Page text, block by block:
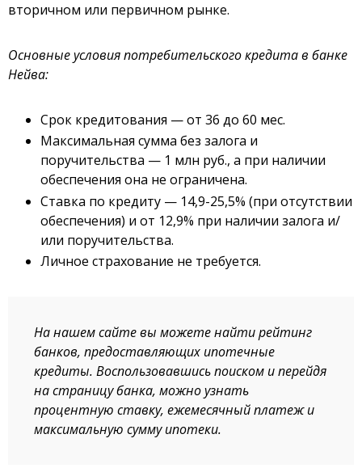
вторичном или первичном рынке.
Основные условия потребительского кредита в банке
Нейва:
Срок кредитования — от 36 до 60 мес.
Максимальная сумма без залога и
поручительства — 1 млн руб., а при наличии
обеспечения она не ограничена.
Ставка по кредиту — 14,9-25,5% (при отсутствии
обеспечения) и от 12,9% при наличии залога и/
или поручительства.
Личное страхование не требуется.
На нашем сайте вы можете найти рейтинг
банков, предоставляющих ипотечные
кредиты. Воспользовавшись поиском и перейдя
на страницу банка, можно узнать
процентную ставку, ежемесячный платеж и
максимальную сумму ипотеки.